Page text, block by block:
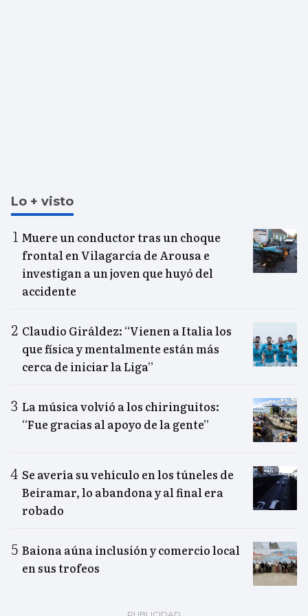
Lo + visto
Muere un conductor tras un choque
frontal en Vilagarcía de Arousa e
investigan a un joven que huyó del
accidente
Claudio Giráldez: “Vienen a Italia los
que física y mentalmente están más
cerca de iniciar la Liga”
La música volvió a los chiringuitos:
“Fue gracias al apoyo de la gente”
Se avería su vehículo en los túneles de
Beiramar, lo abandona y al final era
robado
Baiona aúna inclusión y comercio local
en sus trofeos